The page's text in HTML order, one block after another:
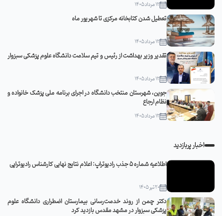
12 مرداد 1405
تعطیل شدن کتابخانه مرکزی تا شهریور ماه
12 مرداد 1405
تقدیر وزیر بهداشت از رئیس و تیم سلامت دانشگاه علوم پزشکی سبزوار
12 مرداد 1405
جوین، شهرستان منتخب دانشگاه در اجرای برنامه ملی پزشک خانواده و
نظام ارجاع
12 مرداد 1405
اخبار پربازدید
اطلاعیه شماره 5 جذب رادیوتراپ: اعلام نتایج نهایی کارشناس رادیوتراپی
20 تیر 1405
دکتر چمن از روند خدمت‌رسانی بیمارستان اضطراری دانشگاه علوم
پزشکی سبزوار در مشهد مقدس بازدید کرد